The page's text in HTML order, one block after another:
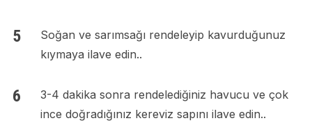
Soğan ve sarımsağı rendeleyip kavurduğunuz
kıymaya ilave edin..
3-4 dakika sonra rendelediğiniz havucu ve çok
ince doğradığınız kereviz sapını ilave edin..